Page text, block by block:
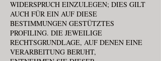
WIDERSPRUCH EINZULEGEN; DIES GILT
AUCH FÜR EIN AUF DIESE
BESTIMMUNGEN GESTÜTZTES
PROFILING. DIE JEWEILIGE
RECHTSGRUNDLAGE, AUF DENEN EINE
VERARBEITUNG BERUHT,